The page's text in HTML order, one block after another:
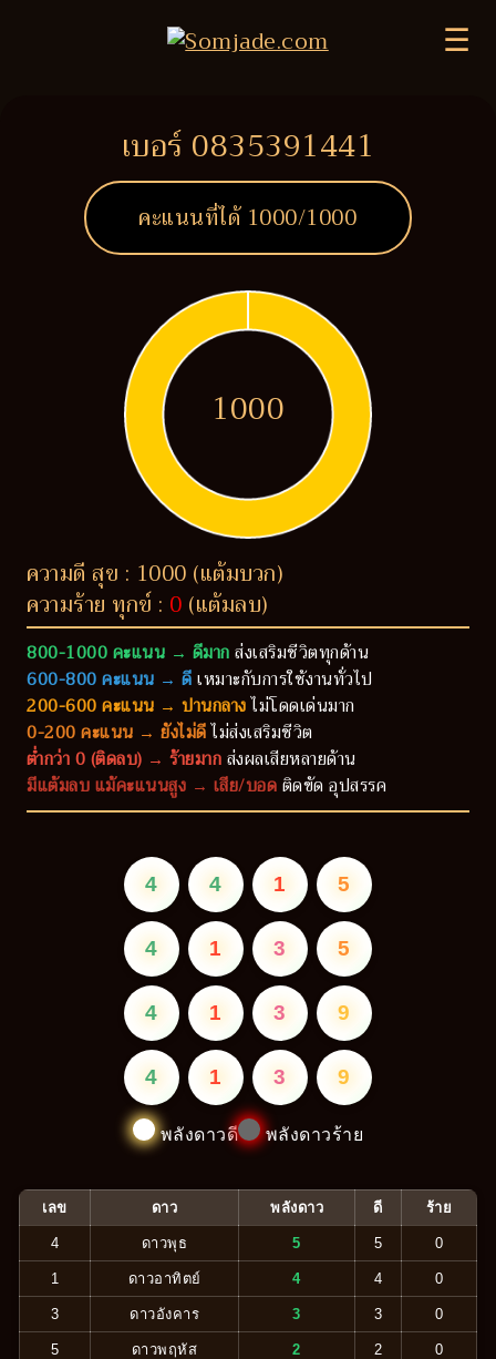
☰
เบอร์ 0835391441
คะแนนที่ได้ 1000/1000
1000
ความดี สุข : 1000 (แต้มบวก)
ความร้าย ทุกข์ : 0 (แต้มลบ)
800-1000 คะแนน → ดีมากส่งเสริมชีวิตทุกด้าน
600-800 คะแนน → ดีเหมาะกับการใช้งานทั่วไป
200-600 คะแนน → ปานกลางไม่โดดเด่นมาก
0-200 คะแนน → ยังไม่ดีไม่ส่งเสริมชีวิต
ต่ำกว่า 0 (ติดลบ) → ร้ายมากส่งผลเสียหลายด้าน
มีแต้มลบ แม้คะแนนสูง → เสีย/บอดติดขัด อุปสรรค
4 4 1 5
4 1 3 5
4 1 3 9
4 1 3 9
พลังดาวดี พลังดาวร้าย
เลข ดาว พลังดาว ดี ร้าย
4 ดาวพุธ 5 5 0
1 ดาวอาทิตย์ 4 4 0
3 ดาวอังคาร 3 3 0
5 ดาวพฤหัส 2 2 0